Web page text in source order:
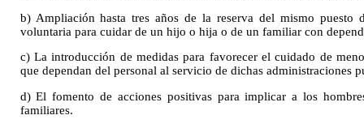
b) Ampliación hasta tres años de la reserva del mismo puesto
voluntaria para cuidar de un hijo o hija o de un familiar con
c) La introducción de medidas para favorecer el cuidado de
que dependan del personal al servicio de dichas administraciones
d) El fomento de acciones positivas para implicar a los
familiares.